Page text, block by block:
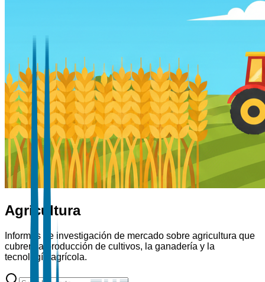
Agricultura
Informes de investigación de mercado sobre agricultura que
cubren la producción de cultivos, la ganadería y la
tecnología agrícola.